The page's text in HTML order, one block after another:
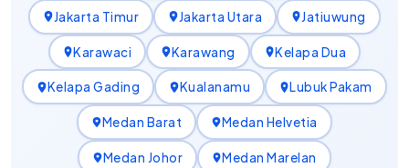
Jakarta Timur Jakarta Utara Jatiuwung
Karawaci Karawang Kelapa Dua
Kelapa Gading Kualanamu Lubuk Pakam
Medan Barat Medan Helvetia
Medan Johor Medan Marelan